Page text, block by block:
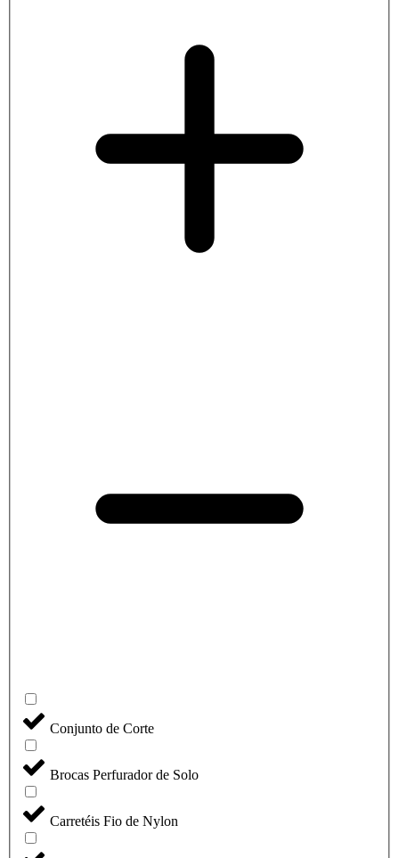
Conjunto de Corte
Brocas Perfurador de Solo
Carretéis Fio de Nylon